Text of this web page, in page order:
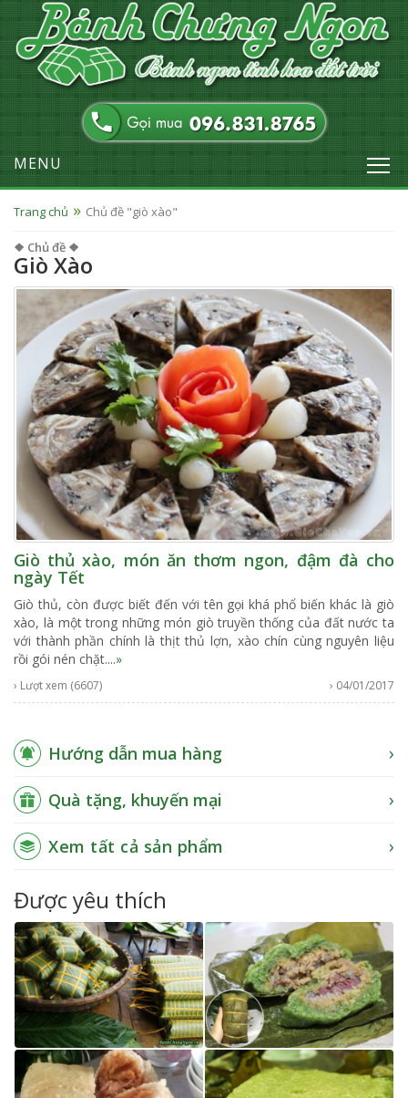
MENU
Trang chủ Chủ đề "giò xào"
❖ Chủ đề ❖
Giò Xào
Giò thủ xào, món ăn thơm ngon, đậm đà cho
ngày Tết
Giò thủ, còn được biết đến với tên gọi khá phổ biến khác là giò
xào, là một trong những món giò truyền thống của đất nước ta
với thành phần chính là thịt thủ lợn, xào chín cùng nguyên liệu
rồi gói nén chặt....»
› Lượt xem (6607) › 04/01/2017
Hướng dẫn mua hàng
Quà tặng, khuyến mại
Xem tất cả sản phẩm
Được yêu thích